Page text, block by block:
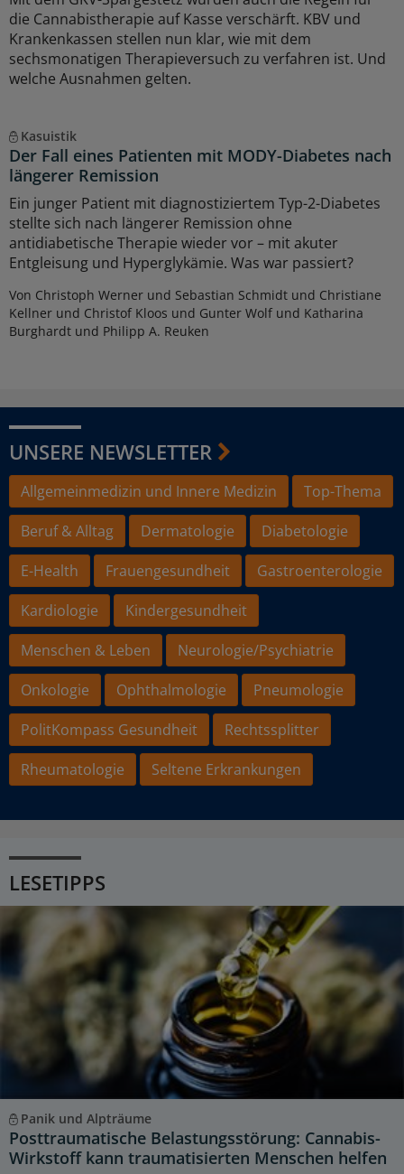
die Cannabistherapie auf Kasse verschärft. KBV und
Krankenkassen stellen nun klar, wie mit dem
sechsmonatigen Therapieversuch zu verfahren ist. Und
welche Ausnahmen gelten.
Kasuistik
Der Fall eines Patienten mit MODY-Diabetes nach
längerer Remission
Ein junger Patient mit diagnostiziertem Typ-2-Diabetes
stellte sich nach längerer Remission ohne
antidiabetische Therapie wieder vor – mit akuter
Entgleisung und Hyperglykämie. Was war passiert?
Von Christoph Werner und Sebastian Schmidt und Christiane
Kellner und Christof Kloos und Gunter Wolf und Katharina
Burghardt und Philipp A. Reuken
UNSERE NEWSLETTER
Allgemeinmedizin und Innere Medizin
Top-Thema
Beruf & Alltag
Dermatologie
Diabetologie
E-Health
Frauengesundheit
Gastroenterologie
Kardiologie
Kindergesundheit
Menschen & Leben
Neurologie/Psychiatrie
Onkologie
Ophthalmologie
Pneumologie
PolitKompass Gesundheit
Rechtssplitter
Rheumatologie
Seltene Erkrankungen
LESETIPPS
Panik und Alpträume
Posttraumatische Belastungsstörung: Cannabis-
Wirkstoff kann traumatisierten Menschen helfen